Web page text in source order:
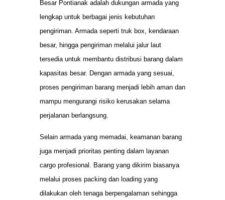
Besar Pontianak adalah dukungan armada yang
lengkap untuk berbagai jenis kebutuhan
pengiriman. Armada seperti truk box, kendaraan
besar, hingga pengiriman melalui jalur laut
tersedia untuk membantu distribusi barang dalam
kapasitas besar. Dengan armada yang sesuai,
proses pengiriman barang menjadi lebih aman dan
mampu mengurangi risiko kerusakan selama
perjalanan berlangsung.
Selain armada yang memadai, keamanan barang
juga menjadi prioritas penting dalam layanan
cargo profesional. Barang yang dikirim biasanya
melalui proses packing dan loading yang
dilakukan oleh tenaga berpengalaman sehingga